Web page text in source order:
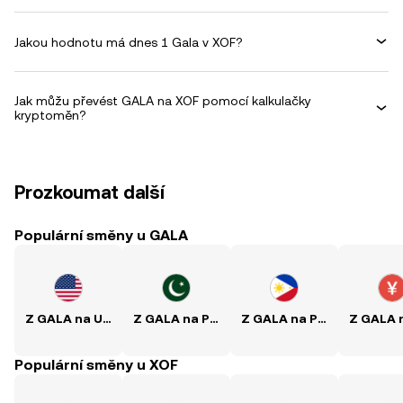
Jakou hodnotu má dnes 1 Gala v XOF?
Jak můžu převést GALA na XOF pomocí kalkulačky
kryptoměn?
Prozkoumat další
Populární směny u GALA
Z GALA na USD Z GALA na PKR Z GALA na PHP
Populární směny u XOF